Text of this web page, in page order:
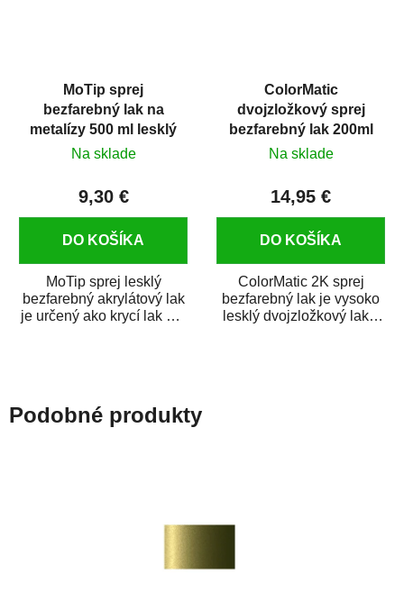
MoTip sprej
bezfarebný lak na
metalízy 500 ml lesklý
Na sklade
9,30 €
DO KOŠÍKA
MoTip sprej lesklý
bezfarebný akrylátový lak
je určený ako krycí lak pre
ColorMatic
dvojzložkový sprej
bezfarebný lak 200ml
Na sklade
14,95 €
DO KOŠÍKA
ColorMatic 2K sprej
bezfarebný lak je vysoko
lesklý dvojzložkový lak s
Podobné produkty